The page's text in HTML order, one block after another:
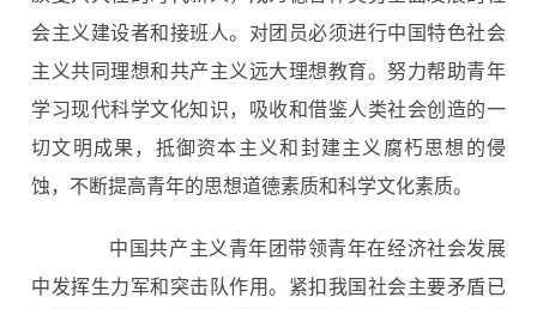
会主义建设者和接班人。对团员必须进行中国特色社会
主义共同理想和共产主义远大理想教育。努力帮助青年
学习现代科学文化知识，吸收和借鉴人类社会创造的一
切文明成果，抵御资本主义和封建主义腐朽思想的侵
蚀，不断提高青年的思想道德素质和科学文化素质。
中国共产主义青年团带领青年在经济社会发展
中发挥生力军和突击队作用。紧扣我国社会主要矛盾已